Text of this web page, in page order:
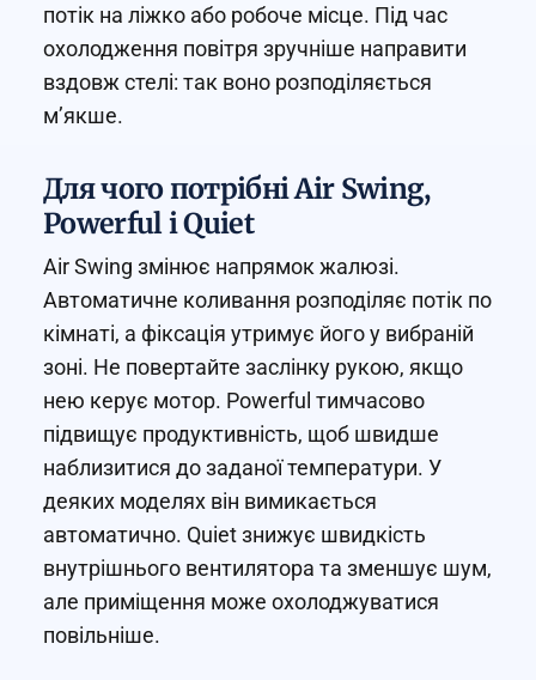
потік на ліжко або робоче місце. Під час
охолодження повітря зручніше направити
вздовж стелі: так воно розподіляється
м’якше.
Для чого потрібні Air Swing,
Powerful і Quiet
Air Swing змінює напрямок жалюзі.
Автоматичне коливання розподіляє потік по
кімнаті, а фіксація утримує його у вибраній
зоні. Не повертайте заслінку рукою, якщо
нею керує мотор. Powerful тимчасово
підвищує продуктивність, щоб швидше
наблизитися до заданої температури. У
деяких моделях він вимикається
автоматично. Quiet знижує швидкість
внутрішнього вентилятора та зменшує шум,
але приміщення може охолоджуватися
повільніше.